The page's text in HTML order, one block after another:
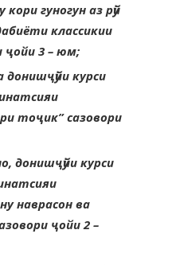
гуногун аз рӯй
классикии
ҷойи 3 – юм;
курси
тоҷик” сазовори
донишҷӯйи курси
наврасон ва
ҷойи 2 –